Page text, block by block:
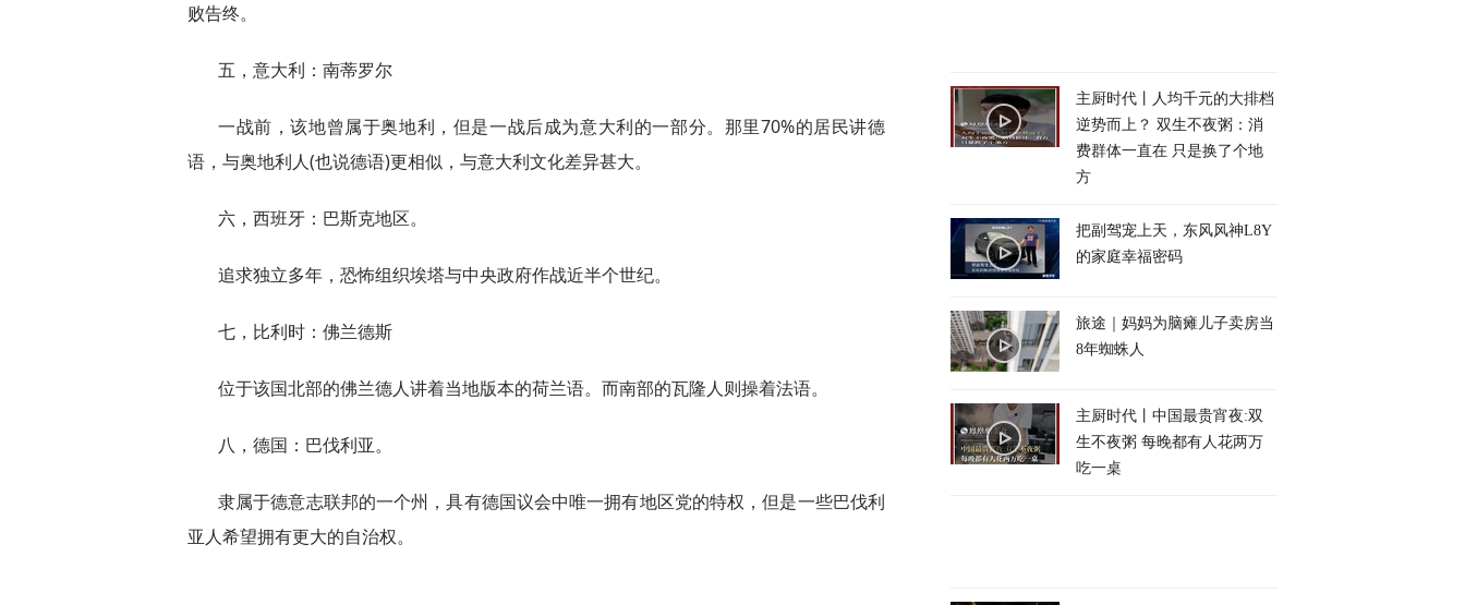
败告终。
五，意大利：南蒂罗尔
一战前，该地曾属于奥地利，但是一战后成为意大利的一部分。那里70%的居民讲德
语，与奥地利人(也说德语)更相似，与意大利文化差异甚大。
六，西班牙：巴斯克地区。
追求独立多年，恐怖组织埃塔与中央政府作战近半个世纪。
七，比利时：佛兰德斯
位于该国北部的佛兰德人讲着当地版本的荷兰语。而南部的瓦隆人则操着法语。
八，德国：巴伐利亚。
隶属于德意志联邦的一个州，具有德国议会中唯一拥有地区党的特权，但是一些巴伐利
亚人希望拥有更大的自治权。
主厨时代丨人均千元的大排档
逆势而上？ 双生不夜粥：消
费群体一直在 只是换了个地
方
把副驾宠上天，东风风神L8Y
的家庭幸福密码
旅途｜妈妈为脑瘫儿子卖房当
8年蜘蛛人
主厨时代丨中国最贵宵夜:双
生不夜粥 每晚都有人花两万
吃一桌